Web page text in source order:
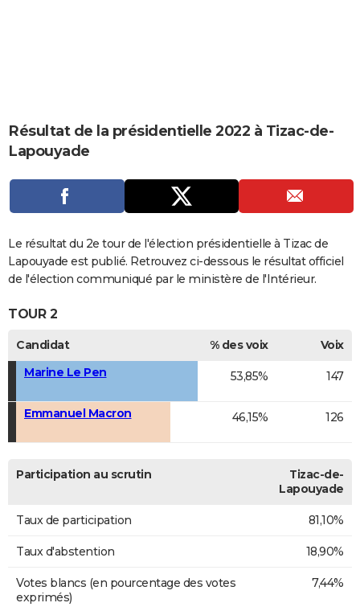
Carte de Noël
Carte Bonne année
Carte Saint-Valentin
Carte Pâques
Carte d'anniversaire
DICTIONNAIRE
PROGRAMME TV
COPAINS D'AVANT
S'inscrire
Se connecter
Lycées
Collèges
Primaires
Universités
Entreprises
Service militaire
Avis de recherche
AVIS DE DÉCÈS
FORUM
Bricolage
Lifestyle
Culture
Sport
Auto
Television
Voyage
Cinema
Résultat de la présidentielle 2022 à Tizac-de-
Lapouyade
Le résultat du 2e tour de l'élection présidentielle à Tizac de
Lapouyade est publié. Retrouvez ci-dessous le résultat officiel
de l'élection communiqué par le ministère de l'Intérieur.
TOUR 2
Candidat % des voix
Voix
Marine Le Pen
53,85% 147
Emmanuel Macron 46,15% 126
Participation au scrutin
Tizac-de-
Lapouyade
Taux de participation 81,10%
Taux d'abstention 18,90%
Votes blancs (en pourcentage des votes
exprimés)
7,44%